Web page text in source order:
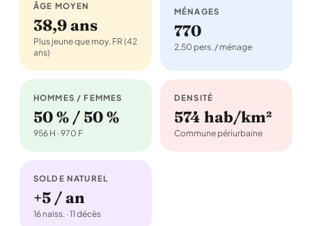
ÂGE MOYEN
38,9 ans
Plus jeune que moy. FR (42
ans)
MÉNAGES
770
2,50 pers. / ménage
HOMMES / FEMMES
50 % / 50 %
956 H · 970 F
DENSITÉ
574 hab/km²
Commune périurbaine
SOLDE NATUREL
+5 / an
16 naiss. · 11 décès